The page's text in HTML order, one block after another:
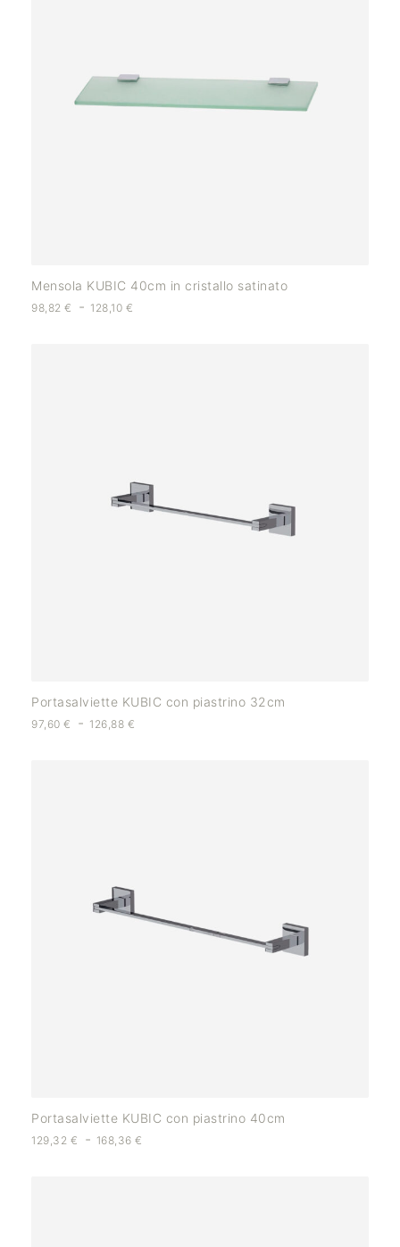
Mensola KUBIC 40cm in cristallo satinato
98,82 € - 128,10 €
Portasalviette KUBIC con piastrino 32cm
97,60 € - 126,88 €
Portasalviette KUBIC con piastrino 40cm
129,32 € - 168,36€